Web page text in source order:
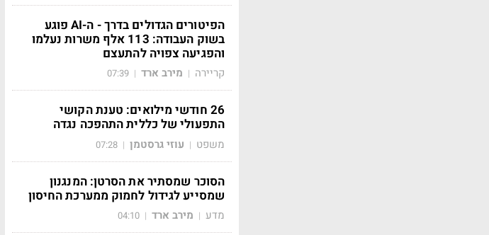
הפיטורים הגדולים בדרך - ה-AI פוגע
בשוק העבודה: 113 אלף משרות נעלמו
והפגיעה צפויה להתעצם
קריירה | מירב ארד |
07:39
26 חודשי מילואים: טענת הקושי
התפעולי של כללית התהפכה נגדה
משפט | עוזי גרסטמן |
07:28
הסוכר שמסתיר את הסרטן: המנגנון
שמסייע לגידול לחמוק ממערכת החיסון
מדע | מירב ארד |
04:10